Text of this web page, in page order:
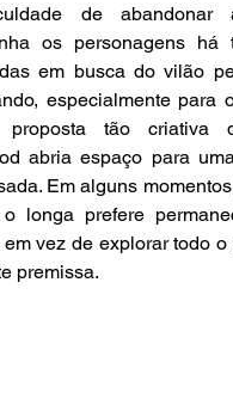
de abandonar
os personagens há
em busca do vilão
especialmente para
tão criativa
abria espaço para
Em alguns
longa prefere
vez de explorar todo
premissa.